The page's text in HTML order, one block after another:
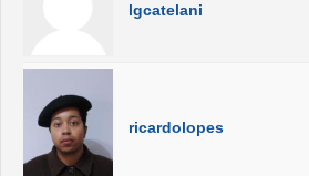
lgcatelani
ricardolopes